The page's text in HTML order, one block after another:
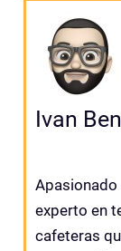
Ivan
Apasionado
experto en
cafeteras